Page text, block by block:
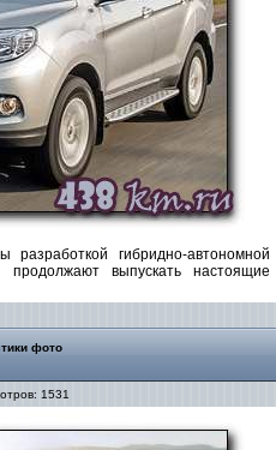
гибридно-автономной
продолжают выпускать настоящие
фото
1531